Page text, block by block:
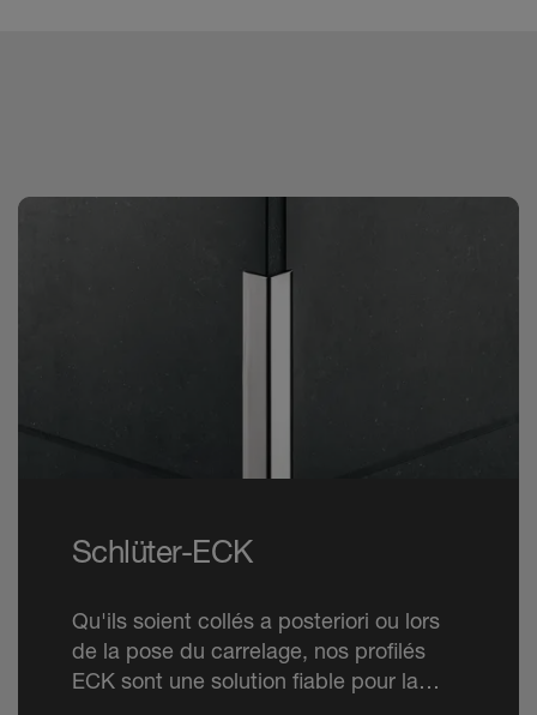
Schlüter-ECK
Qu'ils soient collés a posteriori ou lors
de la pose du carrelage, nos profilés
ECK sont une solution fiable pour la